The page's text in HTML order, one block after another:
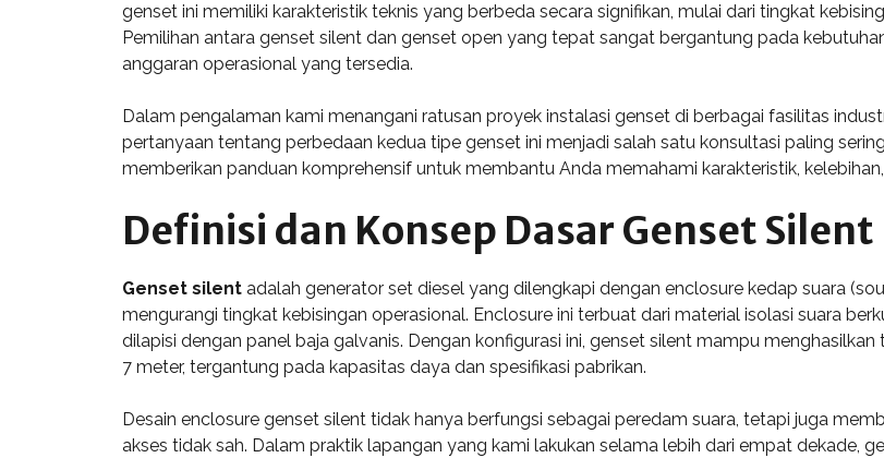
genset ini memiliki karakteristik teknis yang berbeda secara signifikan, mulai dari tingkat
Pemilihan antara genset silent dan genset open yang tepat sangat bergantung pada
anggaran operasional yang tersedia.
Dalam pengalaman kami menangani ratusan proyek instalasi genset di berbagai fasilitas
pertanyaan tentang perbedaan kedua tipe genset ini menjadi salah satu konsultasi paling
memberikan panduan komprehensif untuk membantu Anda memahami karakteristik,
Definisi dan Konsep Dasar Genset Silent
Genset silent adalah generator set diesel yang dilengkapi dengan enclosure kedap suara
mengurangi tingkat kebisingan operasional. Enclosure ini terbuat dari material isolasi suara
dilapisi dengan panel baja galvanis. Dengan konfigurasi ini, genset silent mampu
7 meter, tergantung pada kapasitas daya dan spesifikasi pabrikan.
Desain enclosure genset silent tidak hanya berfungsi sebagai peredam suara, tetapi juga
akses tidak sah. Dalam praktik lapangan yang kami lakukan selama lebih dari empat dekade,